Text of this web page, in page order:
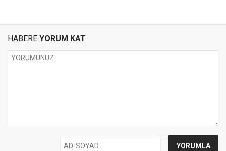
HABERE YORUM KAT